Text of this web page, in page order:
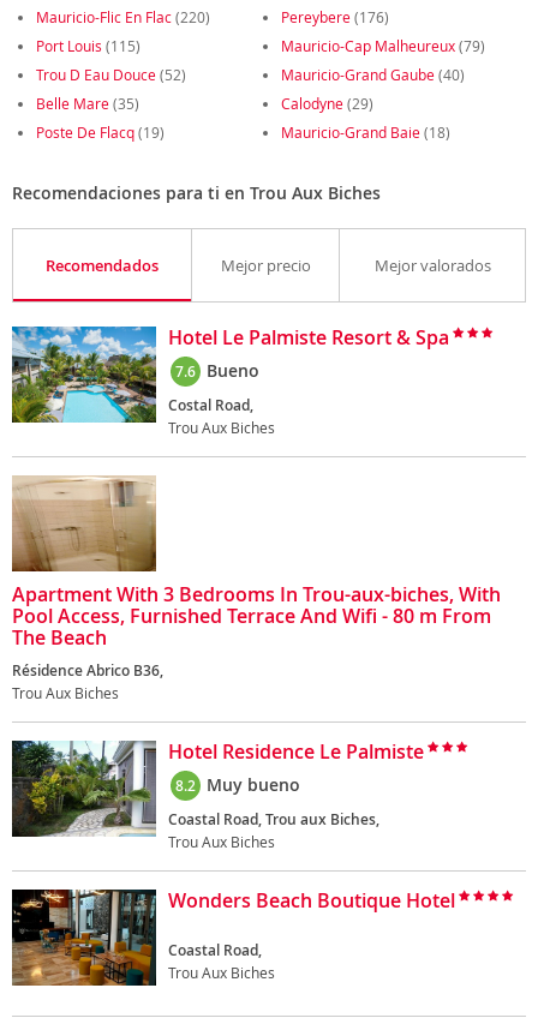
Mauricio-Flic En Flac(220) Pereybere(176)
Port Louis (115) Mauricio-Cap Malheureux(79)
Trou D Eau Douce(52) Mauricio-Grand Gaube(40)
Belle Mare(35) Calodyne(29)
Poste De Flacq(19) Mauricio-Grand Baie(18)
Recomendaciones para ti en Trou Aux Biches
Recomendados Mejor precio Mejor valorados
Hotel Le Palmiste Resort & Spa
7.6 Bueno
Costal Road,
Trou Aux Biches
Apartment With 3 Bedrooms In Trou-aux-biches, With
Pool Access, Furnished Terrace And Wifi - 80 m From
The Beach
Résidence Abrico B36,
Trou Aux Biches
Hotel Residence Le Palmiste
8.2 Muy bueno
Coastal Road, Trou aux Biches,
Trou Aux Biches
Wonders Beach Boutique Hotel
Coastal Road,
Trou Aux Biches